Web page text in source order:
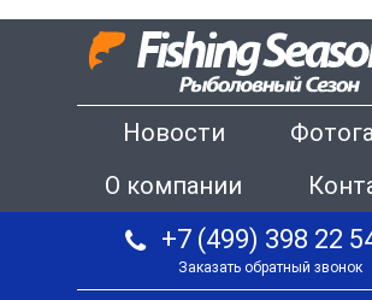
Новости
О компании
+7 (499) 398 22
Заказать обратный звонок